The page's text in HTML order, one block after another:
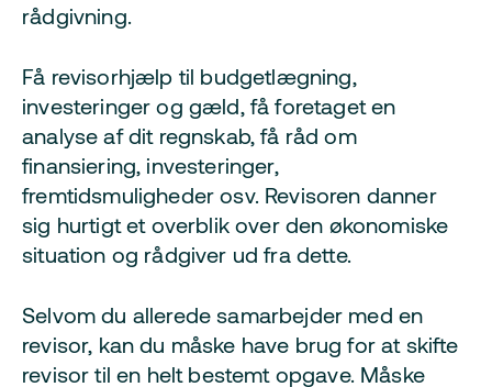
rådgivning.
Få revisorhjælp til budgetlægning,
investeringer og gæld, få foretaget en
analyse af dit regnskab, få råd om
finansiering, investeringer,
fremtidsmuligheder osv. Revisoren danner
sig hurtigt et overblik over den økonomiske
situation og rådgiver ud fra dette.
Selvom du allerede samarbejder med en
revisor, kan du måske have brug for at skifte
revisor til en helt bestemt opgave. Måske